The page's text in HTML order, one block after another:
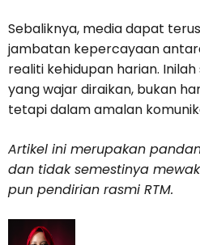
Sebaliknya, media dapat
jambatan kepercayaan
realiti kehidupan harian.
yang wajar diraikan, bukan
tetapi dalam amalan
Artikel ini merupakan
dan tidak semestinya
pun pendirian rasmi RTM.